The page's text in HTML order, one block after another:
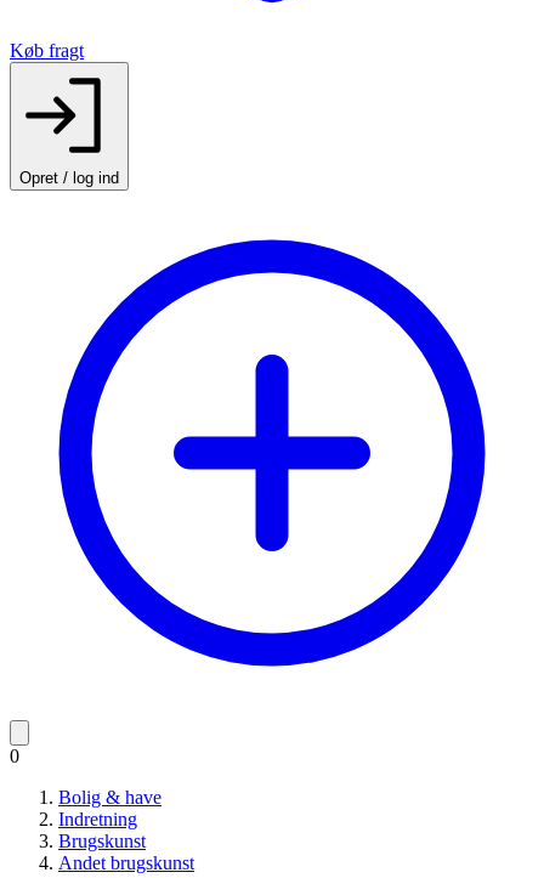
Køb fragt
Opret / log ind
0
Bolig & have
Indretning
Brugskunst
Andet brugskunst